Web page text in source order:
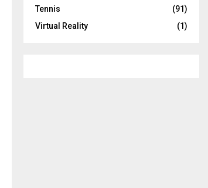
Tennis
(91)
Virtual Reality
(1)